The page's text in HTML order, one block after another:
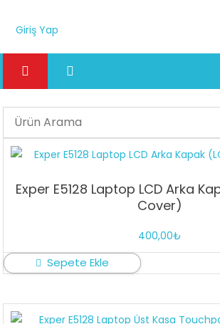
Giriş Yap
Exper E5128 Laptop LCD Arka
Cover)
400,00₺
Sepete Ekle